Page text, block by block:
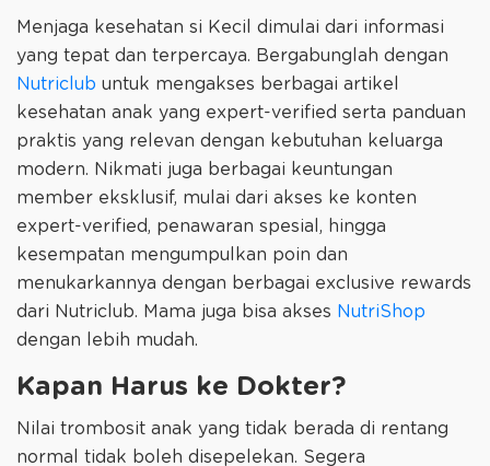
Menjaga kesehatan si Kecil dimulai dari informasi
yang tepat dan terpercaya. Bergabunglah dengan
Nutriclub untuk mengakses berbagai artikel
kesehatan anak yang expert-verified serta panduan
praktis yang relevan dengan kebutuhan keluarga
modern. Nikmati juga berbagai keuntungan
member eksklusif, mulai dari akses ke konten
expert-verified, penawaran spesial, hingga
kesempatan mengumpulkan poin dan
menukarkannya dengan berbagai exclusive rewards
dari Nutriclub. Mama juga bisa akses NutriShop
dengan lebih mudah.
Kapan Harus ke Dokter?
Nilai trombosit anak yang tidak berada di rentang
normal tidak boleh disepelekan. Segera